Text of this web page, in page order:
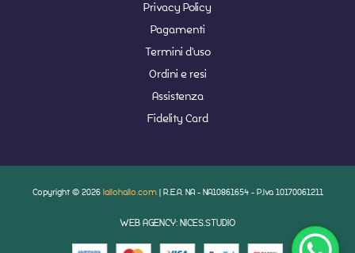
Privacy Policy
Pagamenti
Termini d'uso
Ordini e resi
Assistenza
Fidelity Card
Copyright © 2026 lallohallo.com | R.E.A. NA - NA10861654 - P.Iva 10170061211
WEB AGENCY: NICES.STUDIO